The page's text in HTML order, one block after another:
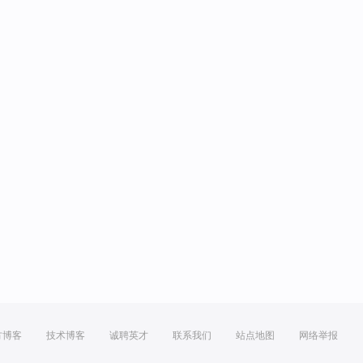
博客 技术博客 诚聘英才 联系我们 站点地图 网络举报